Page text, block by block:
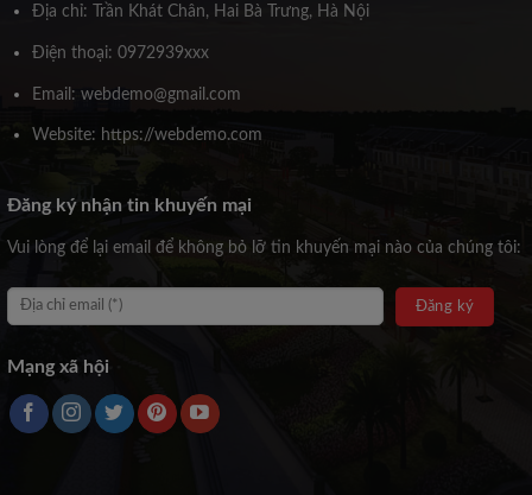
Địa chỉ: Trần Khát Chân, Hai Bà Trưng, Hà Nội
Điện thoại: 0972939xxx
Email: webdemo@gmail.com
Website: https://webdemo.com
Đăng ký nhận tin khuyến mại
Vui lòng để lại email để không bỏ lỡ tin khuyến mại nào của chúng tôi:
Mạng xã hội